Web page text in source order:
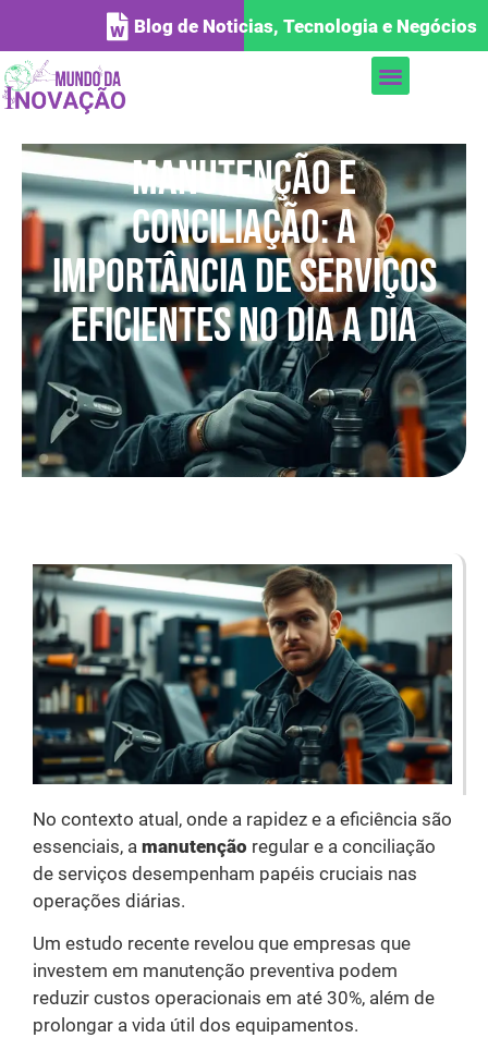
Blog de Noticias, Tecnologia e Negócios
Manutenção e
Conciliação: A
Importância de Serviços
Eficientes no Dia a Dia
No contexto atual, onde a rapidez e a eficiência são
essenciais, a manutenção regular e a conciliação
de serviços desempenham papéis cruciais nas
operações diárias.
Um estudo recente revelou que empresas que
investem em manutenção preventiva podem
reduzir custos operacionais em até 30%, além de
prolongar a vida útil dos equipamentos.